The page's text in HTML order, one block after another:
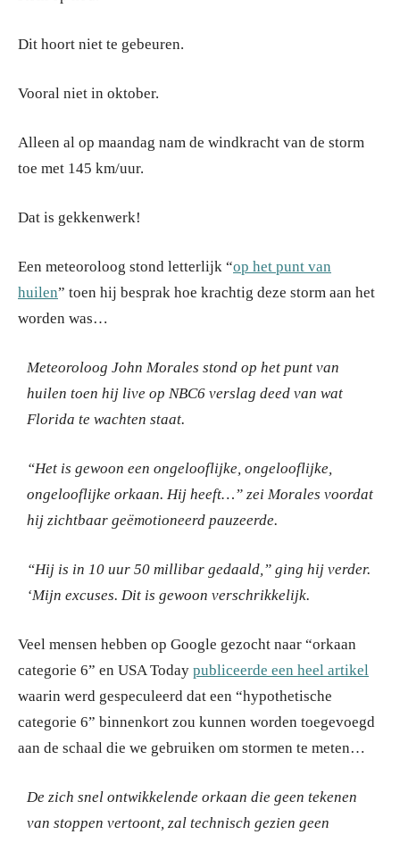
Dit hoort niet te gebeuren.
Vooral niet in oktober.
Alleen al op maandag nam de windkracht van de storm
toe met 145 km/uur.
Dat is gekkenwerk!
Een meteoroloog stond letterlijk “op het punt van
huilen” toen hij besprak hoe krachtig deze storm aan het
worden was…
Meteoroloog John Morales stond op het punt van
huilen toen hij live op NBC6 verslag deed van wat
Florida te wachten staat.
“Het is gewoon een ongelooflijke, ongelooflijke,
ongelooflijke orkaan. Hij heeft…” zei Morales voordat
hij zichtbaar geëmotioneerd pauzeerde.
“Hij is in 10 uur 50 millibar gedaald,” ging hij verder.
‘Mijn excuses. Dit is gewoon verschrikkelijk.
Veel mensen hebben op Google gezocht naar “orkaan
categorie 6” en USA Today publiceerde een heel artikel
waarin werd gespeculeerd dat een “hypothetische
categorie 6” binnenkort zou kunnen worden toegevoegd
aan de schaal die we gebruiken om stormen te meten…
De zich snel ontwikkelende orkaan die geen tekenen
van stoppen vertoont, zal technisch gezien geen